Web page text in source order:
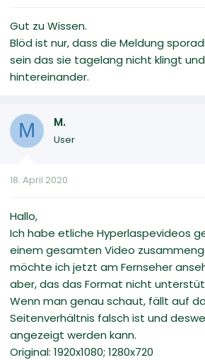
Gut zu Wissen.
Blöd ist nur, dass die Meldung
sein das sie tagelang nicht klingt
hintereinander.
M M.
User
18. April 2020
Hallo,
Ich habe etliche Hyperlaspevideos
einem gesamten Video
möchte ich jetzt am Fernseher
aber, das das Format nicht
Wenn man genau schaut, fällt auf
Seitenverhältnis falsch ist und
angezeigt werden kann.
Original: 1920x1080; 1280x720